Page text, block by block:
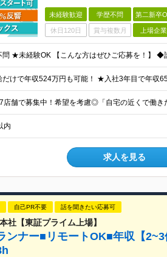
未経験歓迎 学歴不問 第二新卒
休日120日 賞与複数月 上場企業
内
求人を見る
自己PR不要 話を聞きたい応募可
【東証プライム上場】
ンナー■リモートOK■年収【